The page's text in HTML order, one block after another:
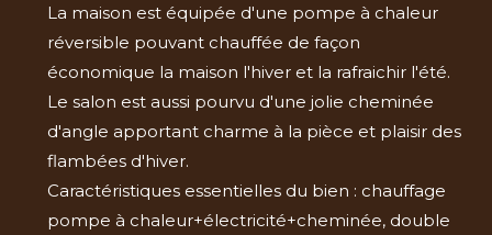
La maison est équipée d'une pompe à chaleur
réversible pouvant chauffée de façon
économique la maison l'hiver et la rafraichir l'été.
Le salon est aussi pourvu d'une jolie cheminée
d'angle apportant charme à la pièce et plaisir des
flambées d'hiver.
Caractéristiques essentielles du bien : chauffage
pompe à chaleur+électricité+cheminée, double